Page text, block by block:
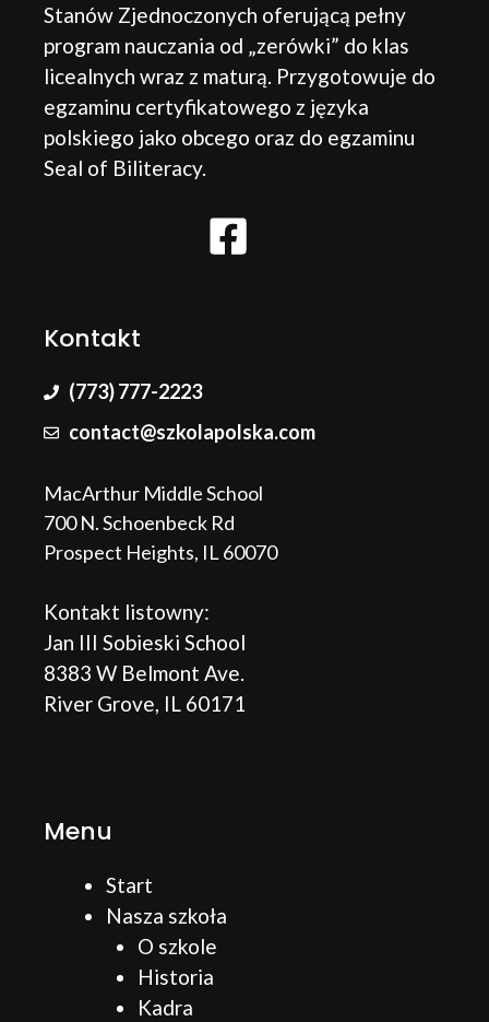
Stanów Zjednoczonych oferującą pełny
program nauczania od „zerówki” do klas
licealnych wraz z maturą. Przygotowuje do
egzaminu certyfikatowego z języka
polskiego jako obcego oraz do egzaminu
Seal of Biliteracy.
Kontakt
(773) 777-2223
contact@szkolapolska.com
MacArthur Middle School
700 N. Schoenbeck Rd
Prospect Heights, IL 60070
Kontakt listowny:
Jan III Sobieski School
8383 W Belmont Ave.
River Grove, IL 60171
Menu
Start
Nasza szkoła
O szkole
Historia
Kadra